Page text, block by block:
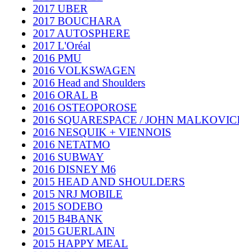
2017 UBER
2017 BOUCHARA
2017 AUTOSPHERE
2017 L'Oréal
2016 PMU
2016 VOLKSWAGEN
2016 Head and Shoulders
2016 ORAL B
2016 OSTEOPOROSE
2016 SQUARESPACE / JOHN
2016 NESQUIK + VIENNOIS
2016 NETATMO
2016 SUBWAY
2016 DISNEY M6
2015 HEAD AND SHOULDERS
2015 NRJ MOBILE
2015 SODEBO
2015 B4BANK
2015 GUERLAIN
2015 HAPPY MEAL